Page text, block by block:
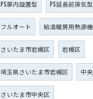
PS扉内設置型 PS延長前排気型
フルオート 給湯暖房用熱源機
さいたま市岩槻区 岩槻区
埼玉県さいたま市岩槻区 中
さいたま市中央区